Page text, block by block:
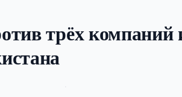
трёх компаний